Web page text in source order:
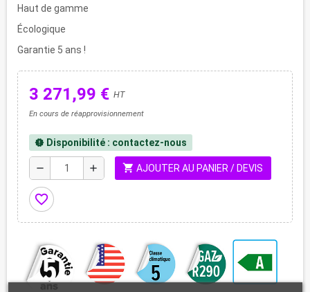
Haut de gamme
Écologique
Garantie 5 ans !
3 271,99 € HT
En cours de réapprovisionnement
new_releases Disponibilité : contactez-nous
remove add shopping_cart AJOUTER AU PANIER / DEVIS
favorite_border